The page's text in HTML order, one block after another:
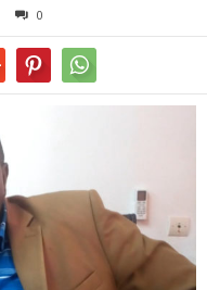
0